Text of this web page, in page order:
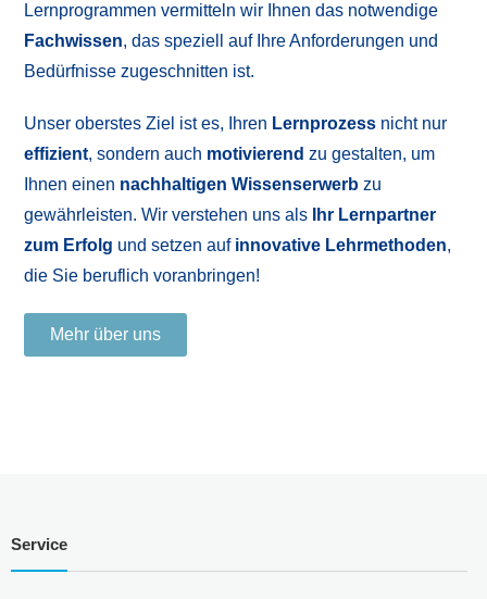
Lernprogrammen vermitteln wir Ihnen das notwendige
Fachwissen, das speziell auf Ihre Anforderungen und
Bedürfnisse zugeschnitten ist.
Unser oberstes Ziel ist es, Ihren Lernprozess nicht nur
effizient, sondern auch motivierendzu gestalten, um
Ihnen einen nachhaltigen Wissenserwerb zu
gewährleisten. Wir verstehen uns als
Ihr Lernpartner
zum Erfolg und setzen auf innovative Lehrmethoden,
die Sie beruflich voranbringen!
Mehr über uns
Service